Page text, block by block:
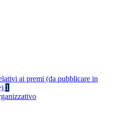
ai premi (da pubblicare in
1